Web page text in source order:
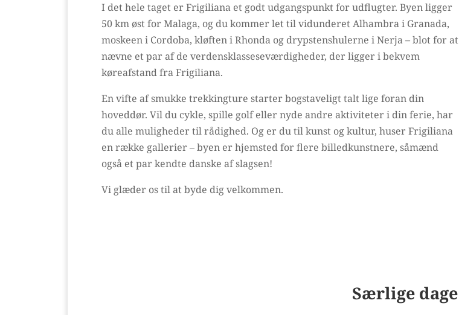
I det hele taget er Frigiliana et godt udgangspunkt for udflugter. Byen ligger
50 km øst for Malaga, og du kommer let til vidunderet Alhambra i Granada,
moskeen i Cordoba, kløften i Rhonda og drypstenshulerne i Nerja – blot for at
nævne et par af de verdensklasseseværdigheder, der ligger i bekvem
køreafstand fra Frigiliana.
En vifte af smukke trekkingture starter bogstaveligt talt lige foran din
hoveddør. Vil du cykle, spille golf eller nyde andre aktiviteter i din ferie, har
du alle muligheder til rådighed. Og er du til kunst og kultur, huser Frigiliana
en række gallerier – byen er hjemsted for flere billedkunstnere, såmænd
også et par kendte danske af slagsen!
Vi glæder os til at byde dig velkommen.
Særlige dage